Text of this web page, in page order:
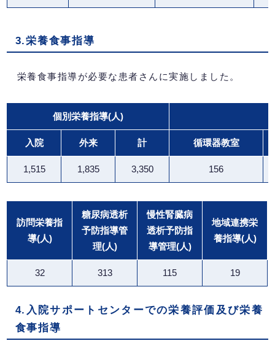
3.栄養食事指導
栄養食事指導が必要な患者さんに実施しました。
個別栄養指導(人)
入院 外来 計 循環器教室
1,515 1,835 3,350 156
訪問栄養指
導(人)
糖尿病透析
予防指導管
理(人)
慢性腎臓病
透析予防指
導管理(人)
地域連携栄
養指導(人)
32 313 115 19
4.入院サポートセンターでの栄養評価及び栄養
食事指導